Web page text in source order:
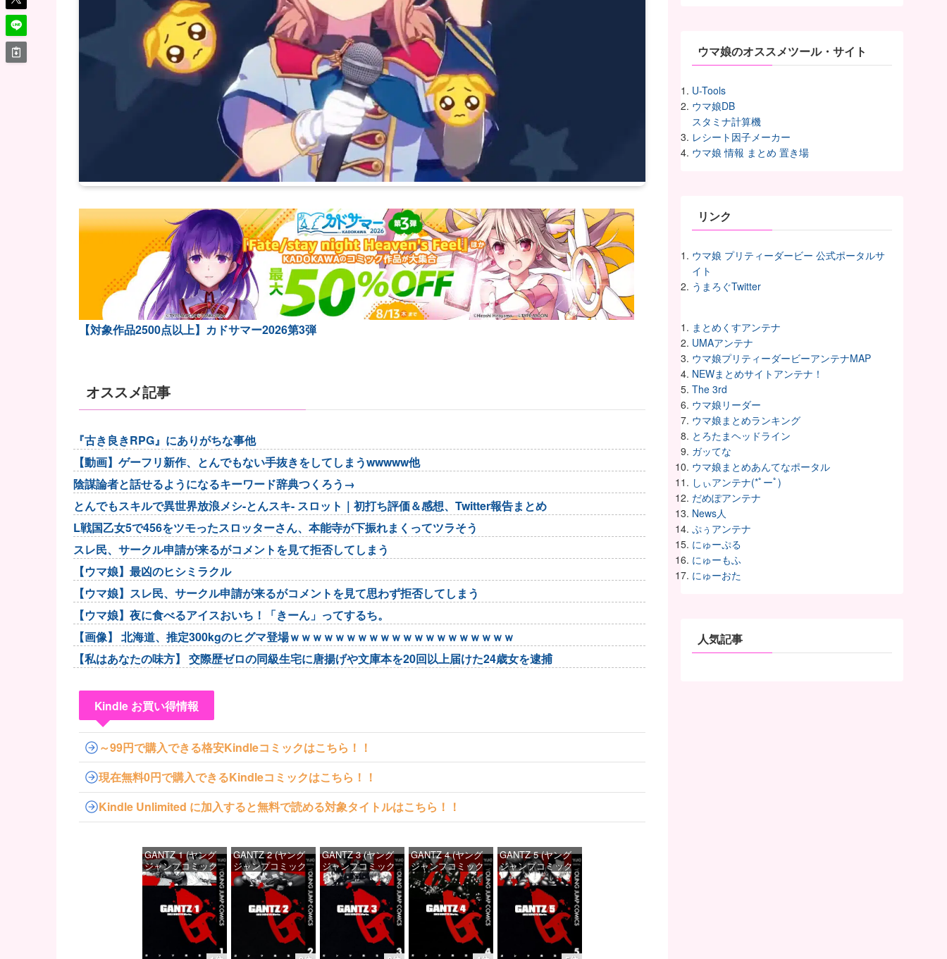
【対象作品2500点以上】カドサマー2026第3弾
オススメ記事
『古き良きRPG』にありがちな事他
【動画】ゲーフリ新作、とんでもない手抜きをしてしまうwwwww他
陰謀論者と話せるようになるキーワード辞典つくろう→
とんでもスキルで異世界放浪メシ-とんスキ- スロット｜初打ち評価＆感想、Twitter報告まとめ
L戦国乙女5で456をツモったスロッターさん、本能寺が下振れまくってツラそう
スレ民、サークル申請が来るがコメントを見て拒否してしまう
【ウマ娘】最凶のヒシミラクル
【ウマ娘】スレ民、サークル申請が来るがコメントを見て思わず拒否してしまう
【ウマ娘】夜に食べるアイスおいち！「きーん」ってするち。
【画像】 北海道、推定300kgのヒグマ登場ｗｗｗｗｗｗｗｗｗｗｗｗｗｗｗｗｗｗｗｗ
【私はあなたの味方】 交際歴ゼロの同級生宅に唐揚げや文庫本を20回以上届けた24歳女を逮捕
Kindle お買い得情報
～99円で購入できる格安Kindleコミックはこちら！！
現在無料0円で購入できるKindleコミックはこちら！！
Kindle Unlimited に加入すると無料で読める対象タイトルはこちら！！
GANTZ 1 (ヤング
ジャンプコミック
スDIGITAL)
価格：¥100
GANTZ 2 (ヤング
ジャンプコミック
スDIGITAL)
価格：¥100
GANTZ 3 (ヤング
ジャンプコミック
スDIGITAL)
価格：¥100
GANTZ 4 (ヤング
ジャンプコミック
スDIGITAL)
価格：¥100
GANTZ 5 (ヤング
ジャンプコミック
スDIGITAL)
価格：¥100
ウマ娘のオススメツール・サイト
U-Tools
ウマ娘DB
スタミナ計算機
レシート因子メーカー
ウマ娘 情報 まとめ 置き場
リンク
ウマ娘 プリティーダービー 公式ポータルサ
イト
うまろぐTwitter
まとめくすアンテナ
UMAアンテナ
ウマ娘プリティーダービーアンテナMAP
NEWまとめサイトアンテナ！
The 3rd
ウマ娘リーダー
ウマ娘まとめランキング
とろたまヘッドライン
ガッてな
ウマ娘まとめあんてなポータル
しぃアンテナ(*ﾟーﾟ)
だめぽアンテナ
News人
ぷぅアンテナ
にゅーぷる
にゅーもふ
にゅーおた
人気記事